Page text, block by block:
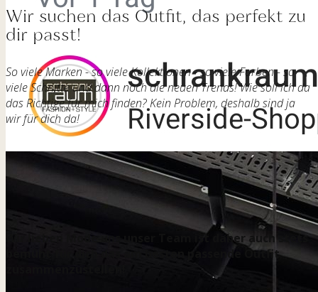
Wir suchen das Outfit, das perfekt zu
dir passt!
So viele Marken - so viele Kollektionen - so viele Farben - so
viele Schnitte und dann noch die neuen Trends! Wie soll ich da
das Richtige für mich finden? Kein Problem, deshalb sind ja
wir für dich da!
Wir lieben Mode uns unser Team ist daher auch stets
bemüht für dich das am besten passende Outfit